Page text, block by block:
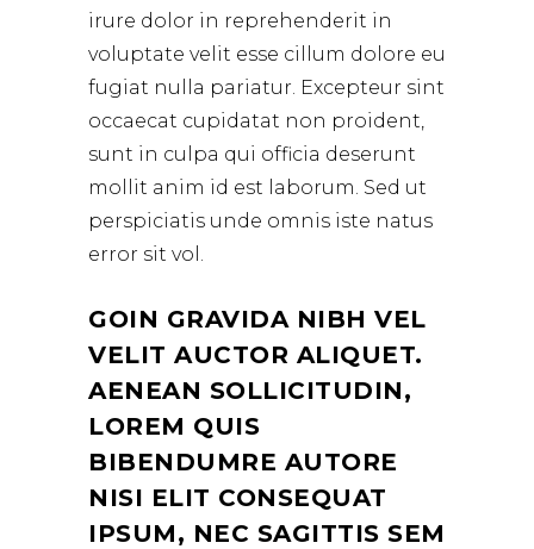
irure dolor in reprehenderit in
voluptate velit esse cillum dolore eu
fugiat nulla pariatur. Excepteur sint
occaecat cupidatat non proident,
sunt in culpa qui officia deserunt
mollit anim id est laborum. Sed ut
perspiciatis unde omnis iste natus
error sit vol.
GOIN GRAVIDA NIBH VEL
VELIT AUCTOR ALIQUET.
AENEAN SOLLICITUDIN,
LOREM QUIS
BIBENDUMRE AUTORE
NISI ELIT CONSEQUAT
IPSUM, NEC SAGITTIS SEM